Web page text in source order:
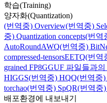
학습(Training)
양자화(Quantization)
(번역중) Overview(번역중)
중) Quantization concepts(번역
AutoRoundAWQ(번역중)
compressed-tensorsEETQ(번역
grained FP8GGUF 파일들과
HIGGS(번역중) HQQ(번역중)
torchao(번역중) SpQR(번역중
배포환경에 내보내기